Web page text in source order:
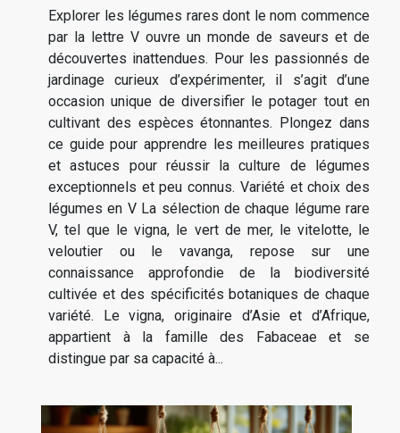
Explorer les légumes rares dont le nom commence
par la lettre V ouvre un monde de saveurs et de
découvertes inattendues. Pour les passionnés de
jardinage curieux d’expérimenter, il s’agit d’une
occasion unique de diversifier le potager tout en
cultivant des espèces étonnantes. Plongez dans
ce guide pour apprendre les meilleures pratiques
et astuces pour réussir la culture de légumes
exceptionnels et peu connus. Variété et choix des
légumes en V La sélection de chaque légume rare
V, tel que le vigna, le vert de mer, le vitelotte, le
veloutier ou le vavanga, repose sur une
connaissance approfondie de la biodiversité
cultivée et des spécificités botaniques de chaque
variété. Le vigna, originaire d’Asie et d’Afrique,
appartient à la famille des Fabaceae et se
distingue par sa capacité à...